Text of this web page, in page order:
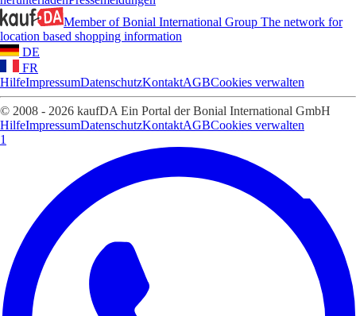
Member of Bonial International Group The network for
location based shopping information
DE
FR
HilfeImpressumDatenschutzKontaktAGBCookies verwalten
© 2008 - 2026 kaufDA Ein Portal der Bonial International GmbH
HilfeImpressumDatenschutzKontaktAGBCookies verwalten
1